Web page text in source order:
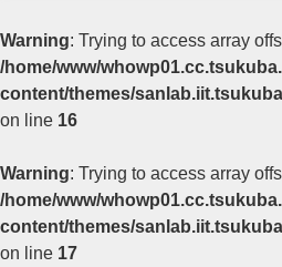
Warning: Trying to access array
/home/www/
content/themes/
on line 16
Warning: Trying to access array
/home/www/
content/themes/
on line 17